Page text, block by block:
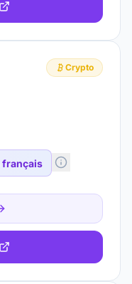
Crypto
français